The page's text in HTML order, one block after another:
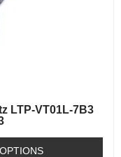
LTP-VT01L-7B3